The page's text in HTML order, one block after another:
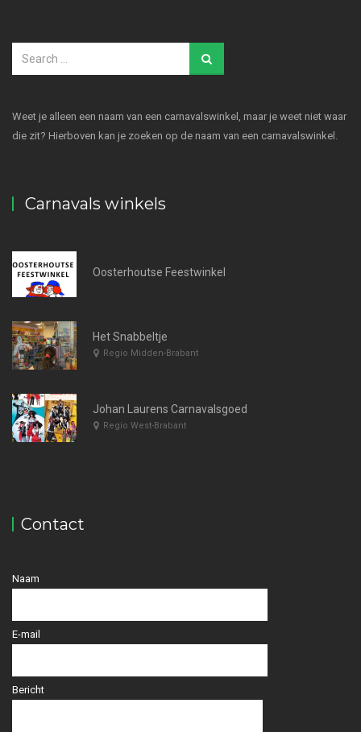
Weet je alleen een naam van een carnavalswinkel, maar je weet niet waar
die zit? Hierboven kan je zoeken op de naam van een carnavalswinkel.
Carnavals winkels
Oosterhoutse Feestwinkel
Het Snabbeltje
Regio Midden-Brabant
Johan Laurens Carnavalsgoed
Regio West-Brabant
Contact
Naam
E-mail
Bericht